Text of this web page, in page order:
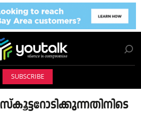
SUBSCRIBE
സ്കൂട്ടറോടിക്കുന്നതിനിടെ